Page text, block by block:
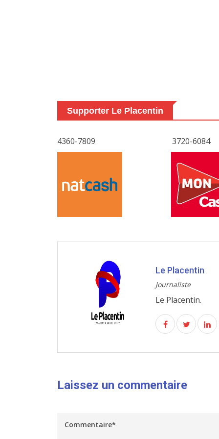
Supporter Le Placentin
4360-7809 3720-6084
Le Placentin
Journaliste
Le Placentin.
Laissez un commentaire